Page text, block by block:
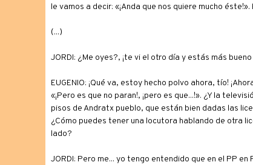
le vamos a decir: «¡Anda que nos quiere mucho
(...)
JORDI: ¿Me oyes?, ¡te vi el otro día y estás más
EUGENIO: ¡Qué va, estoy hecho polvo ahora, tío!
«¡Pero es que no paran!, ¡pero es que...!». ¿Y la
pisos de Andratx pueblo, que están bien dadas las
¿Cómo puedes tener una locutora hablando de otra
lado?
JORDI: Pero me... yo tengo entendido que en el PP